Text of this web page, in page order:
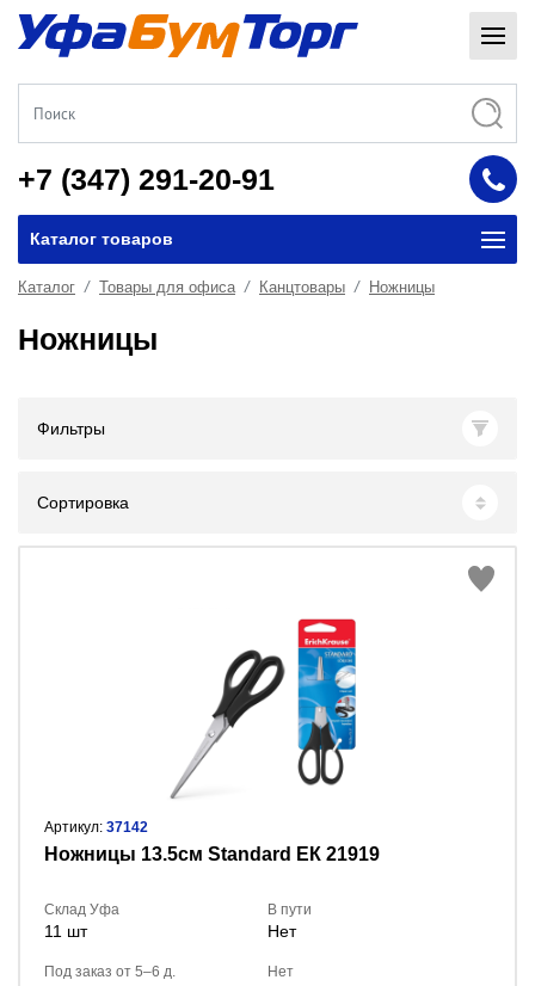
+7 (347) 291-20-91
Каталог товаров
Каталог Товары для офиса Канцтовары Ножницы
Ножницы
Фильтры
Сортировка
Артикул: 37142
Ножницы 13.5см Standard ЕК 21919
Склад Уфа
11 шт
В пути
Нет
Под заказ от 5–6 д. Нет